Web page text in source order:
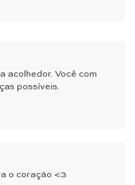
acolhedor. Você com
possíveis.
o coração <3